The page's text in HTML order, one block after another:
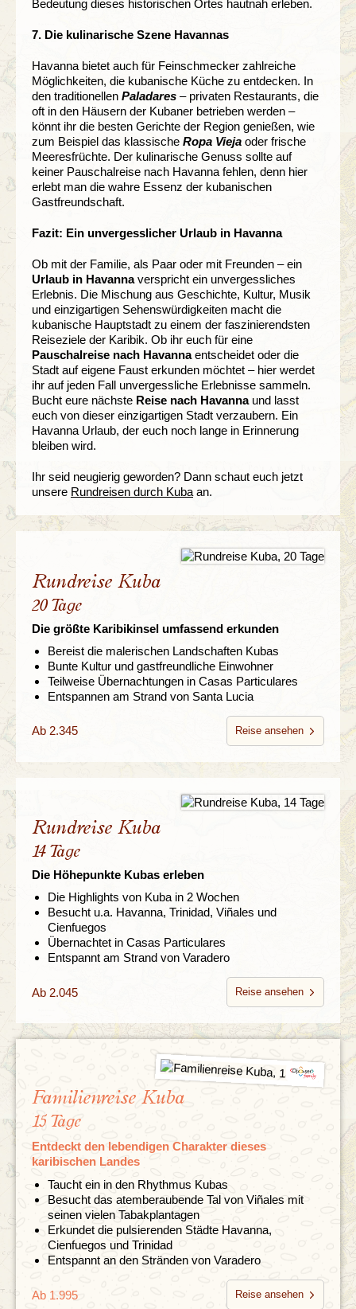
Bedeutung dieses historischen Ortes hautnah erleben.
7. Die kulinarische Szene Havannas
Havanna bietet auch für Feinschmecker zahlreiche
Möglichkeiten, die kubanische Küche zu entdecken. In
den traditionellen Paladares – privaten Restaurants, die
oft in den Häusern der Kubaner betrieben werden –
könnt ihr die besten Gerichte der Region genießen, wie
zum Beispiel das klassische Ropa Vieja oder frische
Meeresfrüchte. Der kulinarische Genuss sollte auf
keiner Pauschalreise nach Havanna fehlen, denn hier
erlebt man die wahre Essenz der kubanischen
Gastfreundschaft.
Fazit: Ein unvergesslicher Urlaub in Havanna
Ob mit der Familie, als Paar oder mit Freunden – ein
Urlaub in Havannaverspricht ein unvergessliches
Erlebnis. Die Mischung aus Geschichte, Kultur, Musik
und einzigartigen Sehenswürdigkeiten macht die
kubanische Hauptstadt zu einem der faszinierendsten
Reiseziele der Karibik. Ob ihr euch für eine
Pauschalreise nach Havannaentscheidet oder die
Stadt auf eigene Faust erkunden möchtet – hier werdet
ihr auf jeden Fall unvergessliche Erlebnisse sammeln.
Bucht eure nächste Reise nach Havannaund lasst
euch von dieser einzigartigen Stadt verzaubern. Ein
Havanna Urlaub, der euch noch lange in Erinnerung
bleiben wird.
Ihr seid neugierig geworden? Dann schaut euch jetzt
unsere Rundreisen durch Kuba an.
Rundreise Kuba
20 Tage
Die größte Karibikinsel umfassend erkunden
Bereist die malerischen Landschaften Kubas
Bunte Kultur und gastfreundliche Einwohner
Teilweise Übernachtungen in Casas Particulares
Entspannen am Strand von Santa Lucia
Ab 2.345 Reise ansehen
Rundreise Kuba
14 Tage
Die Höhepunkte Kubas erleben
Die Highlights von Kuba in 2 Wochen
Besucht u.a. Havanna, Trinidad, Viñales und
Cienfuegos
Übernachtet in Casas Particulares
Entspannt am Strand von Varadero
Ab 2.045 Reise ansehen
Familienreise Kuba
15 Tage
Entdeckt den lebendigen Charakter dieses
karibischen Landes
Taucht ein in den Rhythmus Kubas
Besucht das atemberaubende Tal von Viñales mit
seinen vielen Tabakplantagen
Erkundet die pulsierenden Städte Havanna,
Cienfuegos und Trinidad
Entspannt an den Stränden von Varadero
Ab 1.995 Reise ansehen